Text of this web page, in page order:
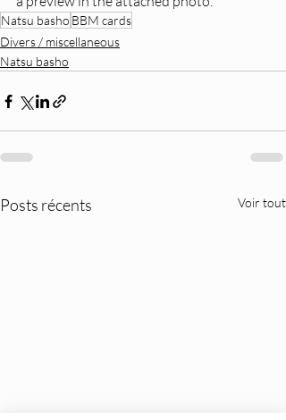
Natsu basho BBM cards
Divers / miscellaneous
Natsu basho
Posts récents Voir tout